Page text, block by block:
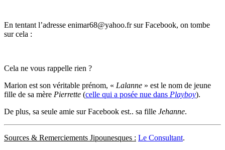
En tentant l’adresse enimar68@yahoo.fr sur Facebook, on tombe
sur cela :
Cela ne vous rappelle rien ?
Marion est son véritable prénom, « Lalanne » est le nom de jeune
fille de sa mère Pierrette (celle qui a posée nue dans Playboy).
De plus, sa seule amie sur Facebook est.. sa fille Jehanne.
Sources & Remerciements Jipounesques : Le Consultant.